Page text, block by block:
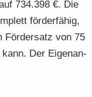
734.398 €. Die
för­der­fä­hig,
För­der­satz von 75
kann. Der Ei­gen­an­